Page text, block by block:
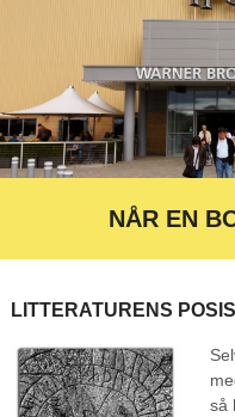
NÅR EN
LITTERATURENS
så